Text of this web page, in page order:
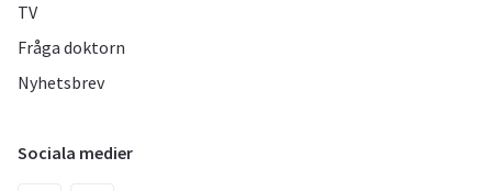
TV
Fråga doktorn
Nyhetsbrev
Sociala medier